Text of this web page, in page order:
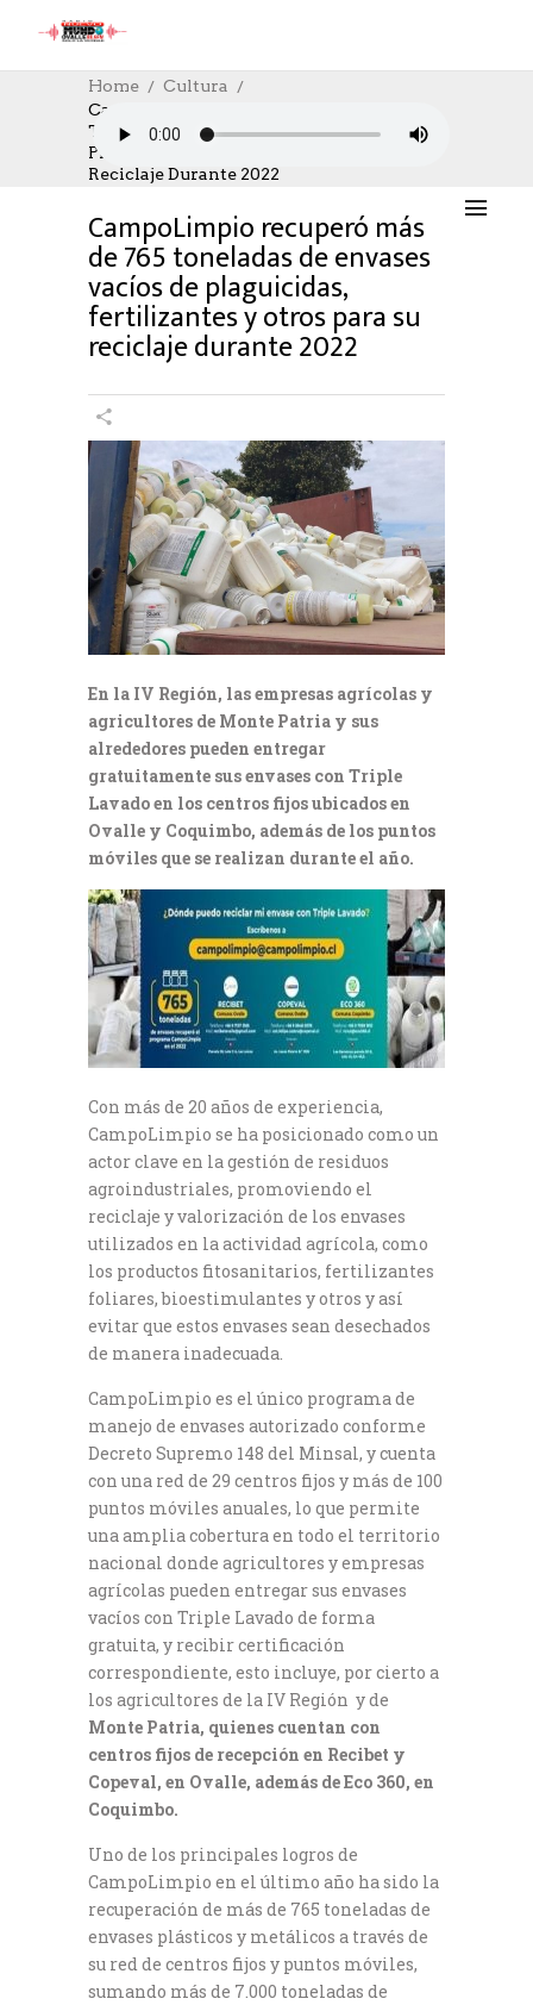
Home
Cultura
CampoLimpio Recuperó Más De 765
Toneladas De Envases Vacíos De
Plaguicidas, Fertilizantes Y Otros Para Su
Reciclaje Durante 2022
CULTURA,CULTURE
04/07/2023
AUTHOR: HECTOR
0 COMMENTS
CampoLimpio recuperó más
de 765 toneladas de envases
vacíos de plaguicidas,
fertilizantes y otros para su
reciclaje durante 2022
En la IV Región, las empresas agrícolas y
agricultores de Monte Patria y sus
alrededores pueden entregar
gratuitamente sus envases con Triple
Lavado en los centros fijos ubicados en
Ovalle y Coquimbo, además de los puntos
móviles que se realizan durante el año.
Con más de 20 años de experiencia,
CampoLimpio se ha posicionado como un
actor clave en la gestión de residuos
agroindustriales, promoviendo el
reciclaje y valorización de los envases
utilizados en la actividad agrícola, como
los productos fitosanitarios, fertilizantes
foliares, bioestimulantes y otros y así
evitar que estos envases sean desechados
de manera inadecuada.
CampoLimpio es el único programa de
manejo de envases autorizado conforme
Decreto Supremo 148 del Minsal, y cuenta
con una red de 29 centros fijos y más de 100
puntos móviles anuales, lo que permite
una amplia cobertura en todo el territorio
nacional donde agricultores y empresas
agrícolas pueden entregar sus envases
vacíos con Triple Lavado de forma
gratuita, y recibir certificación
correspondiente, esto incluye, por cierto a
los agricultores de la IV Región y de
Monte Patria, quienes cuentan con
centros fijos de recepción en Recibet y
Copeval, en Ovalle, además de Eco 360, en
Coquimbo.
Uno de los principales logros de
CampoLimpio en el último año ha sido la
recuperación de más de 765 toneladas de
envases plásticos y metálicos a través de
su red de centros fijos y puntos móviles,
sumando más de 7.000 toneladas de